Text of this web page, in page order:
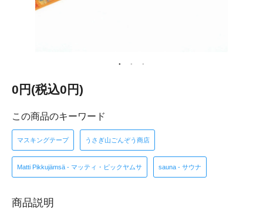
0円(税込0円)
この商品のキーワード
マスキングテープ うさぎ山ごんぞう商店
Matti Pikkujämsä - マッティ・ピックヤムサ sauna - サウナ
商品説明